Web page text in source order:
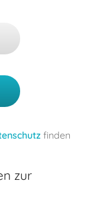
finden
zur